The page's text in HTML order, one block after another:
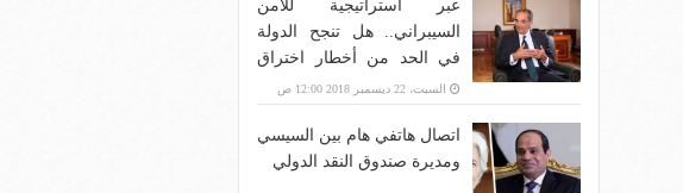
عبر استراتيجية للأمن
السيبراني.. هل تنجح الدولة
في الحد من أخطار اختراق
بنية الاتصالات؟
السبت، 22 ديسمبر 2018 12:00 ص
اتصال هاتفي هام بين السيسي
ومديرة صندوق النقد الدولي